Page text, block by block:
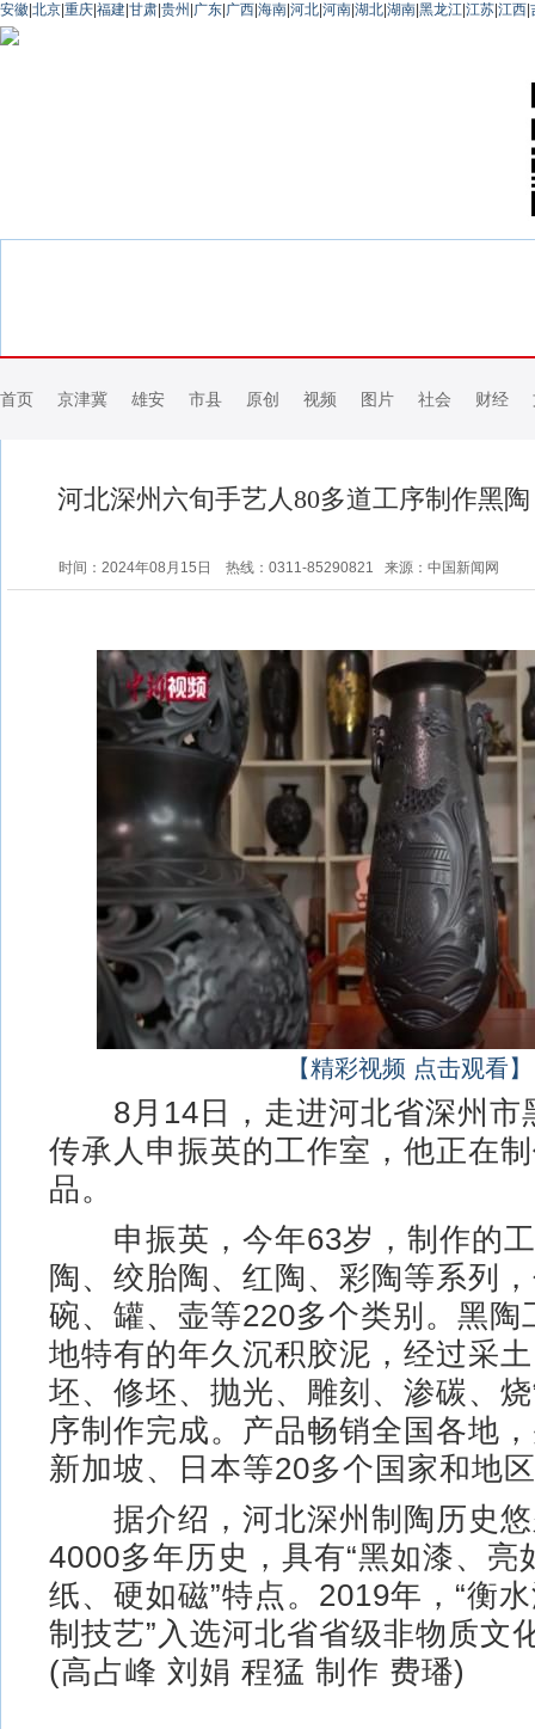
安徽 北京 重庆 福建 甘肃 贵州 广东 广西 海南 河北 河南 湖北 湖南 黑龙江 江苏 江西
首页 京津冀 雄安 市县 原创 视频 图片 社会 财经
河北深州六旬手艺人80多道工序制作黑
时间：2024年08月15日 热线：0311-85290821 来源：中国新闻网
【精彩视频 点击观看】
8月14日，走进河北省深州市
传承人申振英的工作室，他正在
品。
申振英，今年63岁，制作的工
陶、绞胎陶、红陶、彩陶等系列
碗、罐、壶等220多个类别。黑陶
地特有的年久沉积胶泥，经过采
坯、修坯、抛光、雕刻、渗碳、
序制作完成。产品畅销全国各地
新加坡、日本等20多个国家和地
据介绍，河北深州制陶历史悠
4000多年历史，具有“黑如漆、亮
纸、硬如磁”特点。2019年，“衡
制技艺”入选河北省省级非物质文
(高占峰 刘娟 程猛 制作 费璠)